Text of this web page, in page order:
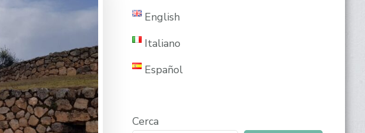
English
Italiano
Español
Cerca